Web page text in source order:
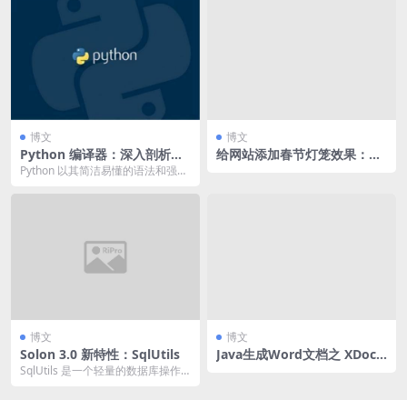
博文
Python 编译器：深入剖析代
码执行的幕后英雄
Python 以其简洁易懂的语法和强大
博文
给网站添加春节灯笼效果：引
博文
Solon 3.0 新特性：SqlUtils
SqlUtils 是一个轻量的数据库操作
博文
Java生成Word文档之 XDocR